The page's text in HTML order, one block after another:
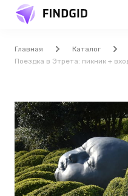
Главная Каталог
Поездка в Этрета: пикник +